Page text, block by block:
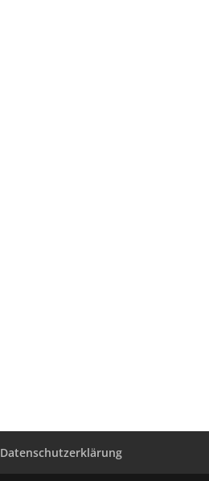
Datenschutzerklärung